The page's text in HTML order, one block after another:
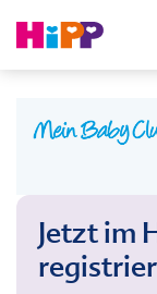
Jetzt im